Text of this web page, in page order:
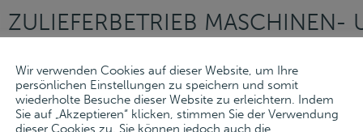
MASCHINEN-
22.7.2021 – POS. 325: 2
Wir verwenden Cookies auf dieser Website, um Ihre
persönlichen Einstellungen zu speichern und somit
wiederholte Besuche dieser Website zu erleichtern. Indem
Sie auf „Akzeptieren“ klicken, stimmen Sie der Verwendung
dieser Cookies zu. Sie können jedoch auch die